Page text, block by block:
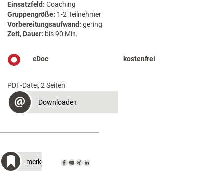
Einsatzfeld: Coaching
Gruppengröße: 1-2 Teilnehmer
Vorbereitungsaufwand: gering
Zeit, Dauer: bis 90 Min.
eDoc kostenfrei
PDF-Datei, 2 Seiten
Downloaden
merken